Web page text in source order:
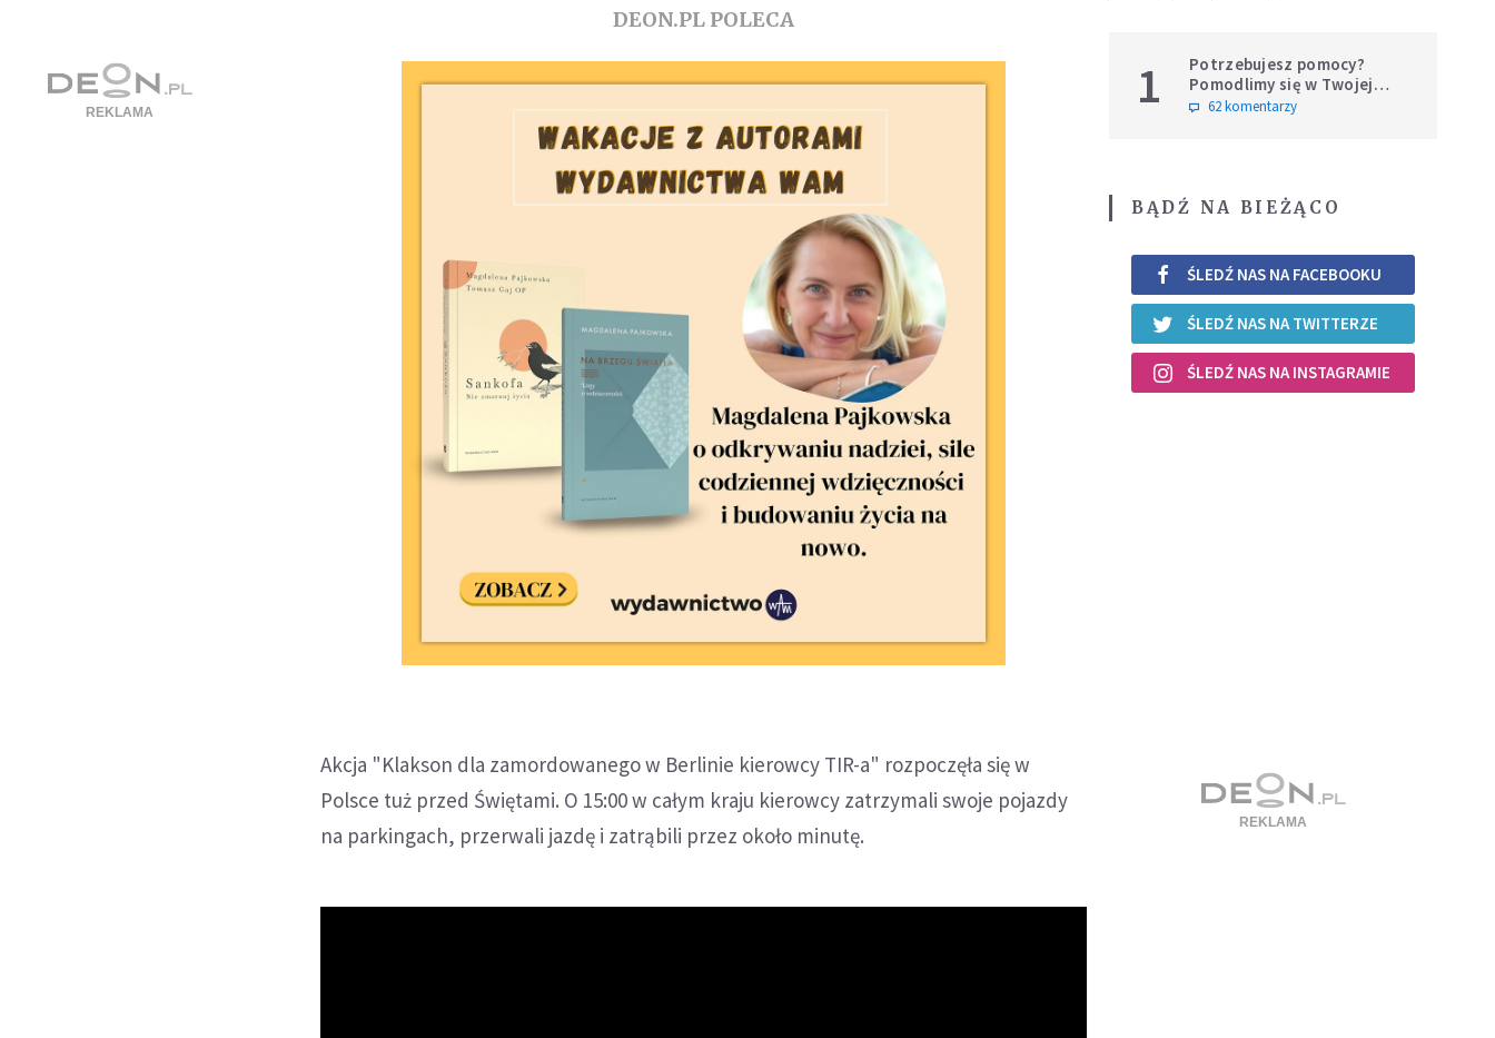
DEON.PL POLECA
Akcja "Klakson dla zamordowanego w Berlinie kierowcy TIR-a" rozpoczęła się w
Polsce tuż przed Świętami. O 15:00 w całym kraju kierowcy zatrzymali swoje pojazdy
na parkingach, przerwali jazdę i zatrąbili przez około minutę.
1
Potrzebujesz pomocy?
Pomodlimy się w Twojej
intencji
62 komentarzy
BĄDŹ NA BIEŻĄCO
ŚLEDŹ NAS NA FACEBOOKU
ŚLEDŹ NAS NA TWITTERZE
ŚLEDŹ NAS NA INSTAGRAMIE